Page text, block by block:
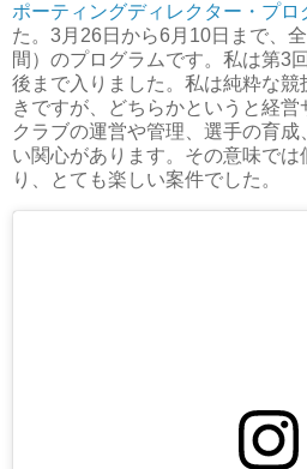
ポーティングディレクター・プロ
た。3月26日から6月10日まで、
間）のプログラムです。私は第3
後まで入りました。私は純粋な
きですが、どちらかというと経
クラブの運営や管理、選手の育
い関心があります。その意味で
り、とても楽しい案件でした。